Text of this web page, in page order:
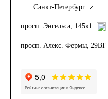
Санкт-Петербург
просп. Энгельса, 145к1
просп. Алекс. Фермы, 29ВГ